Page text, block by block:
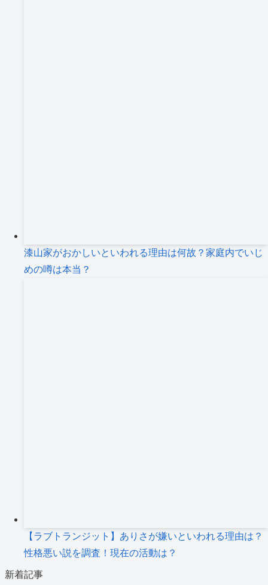
漆山家がおかしいといわれる理由は何故？家庭内でいじ
めの噂は本当？
【ラブトランジット】ありさが嫌いといわれる理由は？
性格悪い説を調査！現在の活動は？
新着記事